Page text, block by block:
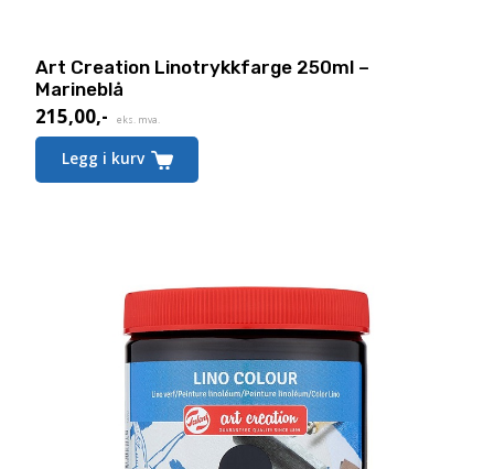
Art Creation Linotrykkfarge 250ml –
Marineblå
215,00,- eks. mva.
Legg i kurv